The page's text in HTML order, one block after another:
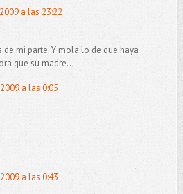
a las 23:22
mi parte. Y mola lo de que haya
que su madre...
a las 0:05
a las 0:43